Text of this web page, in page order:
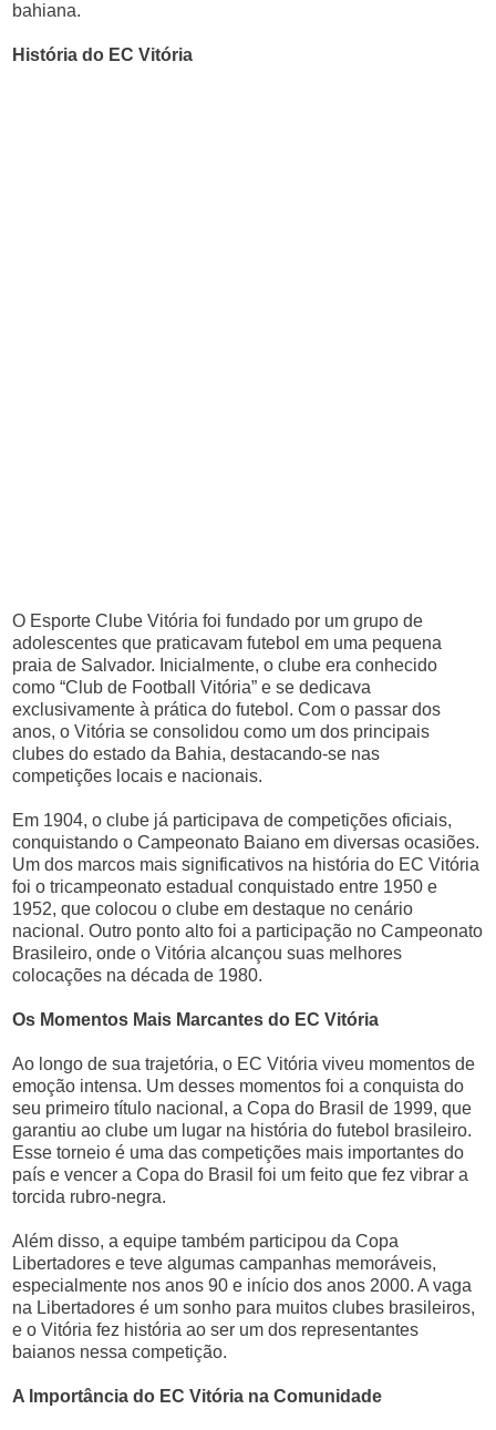
bahiana.
História do EC Vitória
O Esporte Clube Vitória foi fundado por um grupo de
adolescentes que praticavam futebol em uma pequena
praia de Salvador. Inicialmente, o clube era conhecido
como “Club de Football Vitória” e se dedicava
exclusivamente à prática do futebol. Com o passar dos
anos, o Vitória se consolidou como um dos principais
clubes do estado da Bahia, destacando-se nas
competições locais e nacionais.
Em 1904, o clube já participava de competições oficiais,
conquistando o Campeonato Baiano em diversas ocasiões.
Um dos marcos mais significativos na história do EC Vitória
foi o tricampeonato estadual conquistado entre 1950 e
1952, que colocou o clube em destaque no cenário
nacional. Outro ponto alto foi a participação no Campeonato
Brasileiro, onde o Vitória alcançou suas melhores
colocações na década de 1980.
Os Momentos Mais Marcantes do EC Vitória
Ao longo de sua trajetória, o EC Vitória viveu momentos de
emoção intensa. Um desses momentos foi a conquista do
seu primeiro título nacional, a Copa do Brasil de 1999, que
garantiu ao clube um lugar na história do futebol brasileiro.
Esse torneio é uma das competições mais importantes do
país e vencer a Copa do Brasil foi um feito que fez vibrar a
torcida rubro-negra.
Além disso, a equipe também participou da Copa
Libertadores e teve algumas campanhas memoráveis,
especialmente nos anos 90 e início dos anos 2000. A vaga
na Libertadores é um sonho para muitos clubes brasileiros,
e o Vitória fez história ao ser um dos representantes
baianos nessa competição.
A Importância do EC Vitória na Comunidade